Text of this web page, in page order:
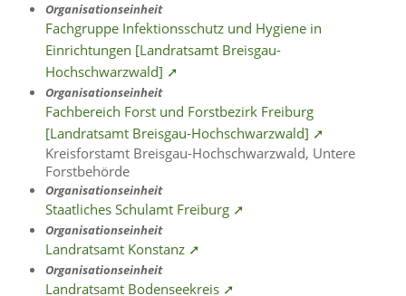
Organisationseinheit
Fachgruppe Infektionsschutz und Hygiene in
Einrichtungen [Landratsamt Breisgau-
Hochschwarzwald] ➚
Organisationseinheit
Fachbereich Forst und Forstbezirk Freiburg
[Landratsamt Breisgau-Hochschwarzwald] ➚
Kreisforstamt Breisgau-Hochschwarzwald, Untere
Forstbehörde
Organisationseinheit
Staatliches Schulamt Freiburg ➚
Organisationseinheit
Landratsamt Konstanz ➚
Organisationseinheit
Landratsamt Bodenseekreis ➚